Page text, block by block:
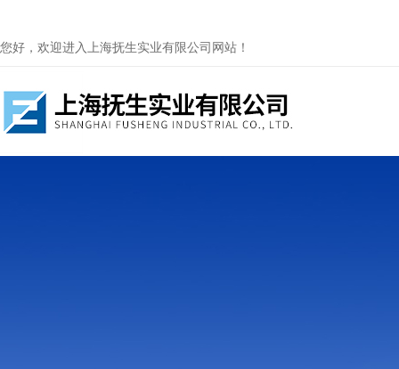
您好，欢迎进入上海抚生实业有限公司网站！